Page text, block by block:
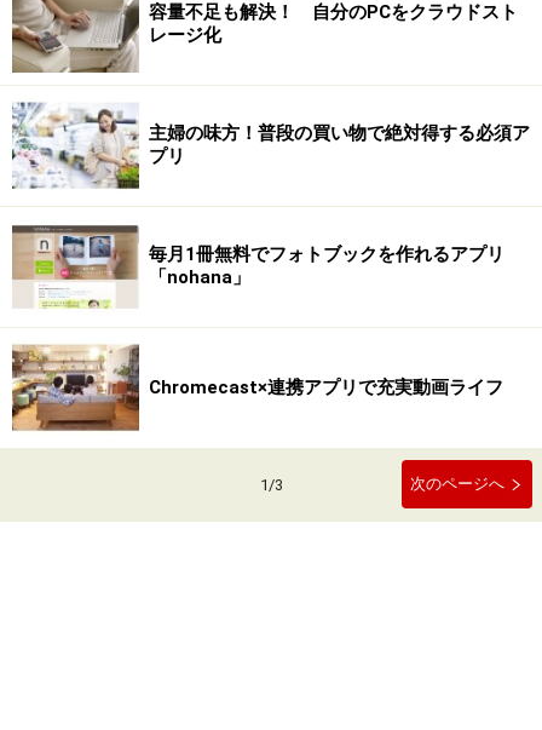
容量不足も解決！ 自分のPCをクラウドスト
レージ化
主婦の味方！普段の買い物で絶対得する必須ア
プリ
毎月1冊無料でフォトブックを作れるアプリ
「nohana」
Chromecast×連携アプリで充実動画ライフ
1/3 次のページへ